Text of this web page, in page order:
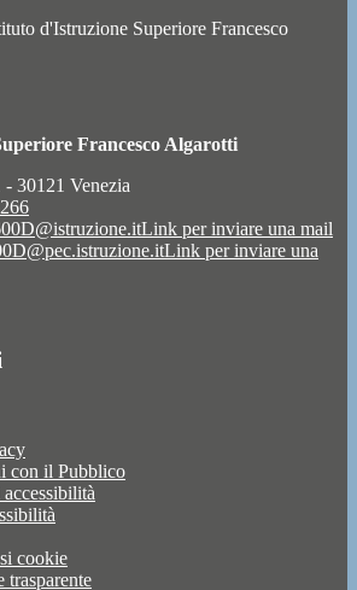
d'Istruzione Superiore Francesco
Francesco Algarotti
30121 Venezia
Link per inviare una mail
Link per inviare una
con il Pubblico
cookie
trasparente